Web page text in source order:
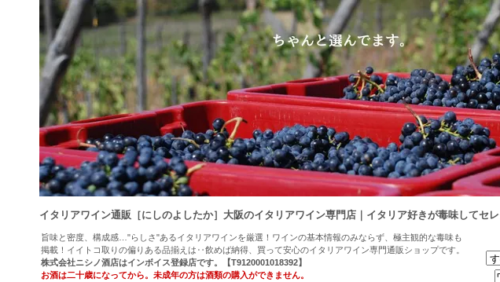
イタリアワイン通販［にしのよしたか］大阪のイタリアワイン専門店｜イタリア好きが毒味してセ
旨味と密度、構成感…"らしさ"あるイタリアワインを厳選！ワインの基本情報のみならず、極主観的な毒味も
掲載！イイトコ取りの偏りある品揃えは‥飲めば納得、買って安心のイタリアワイン専門通販ショップです。
株式会社ニシノ酒店はインボイス登録店です。【T9120001018392】
お酒は二十歳になってから。未成年の方は酒類の購入ができません。